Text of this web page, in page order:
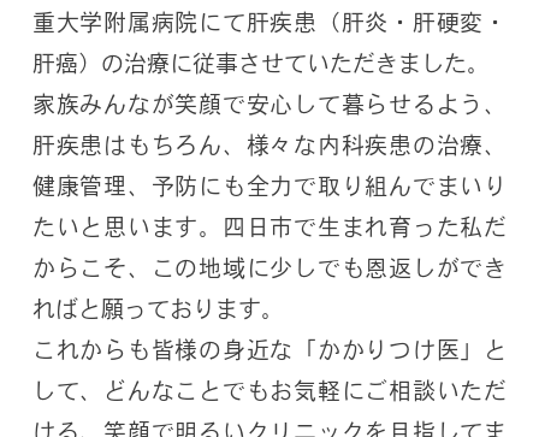
重大学附属病院にて肝疾患（肝炎・肝硬変・
肝癌）の治療に従事させていただきました。
家族みんなが笑顔で安心して暮らせるよう、
肝疾患はもちろん、様々な内科疾患の治療、
健康管理、予防にも全力で取り組んでまいり
たいと思います。四日市で生まれ育った私だ
からこそ、この地域に少しでも恩返しができ
ればと願っております。
これからも皆様の身近な「かかりつけ医」と
して、どんなことでもお気軽にご相談いただ
ける、笑顔で明るいクリニックを目指してま